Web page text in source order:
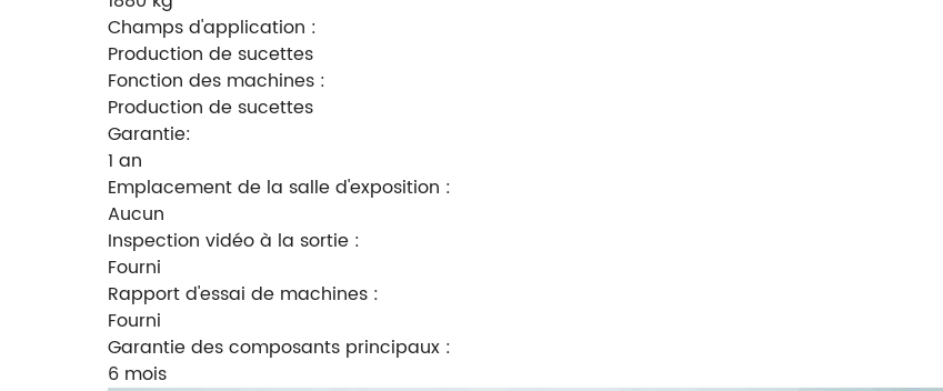
Champs d'application :
Production de sucettes
Fonction des machines :
Production de sucettes
Garantie:
1 an
Emplacement de la salle d'exposition :
Aucun
Inspection vidéo à la sortie :
Fourni
Rapport d'essai de machines :
Fourni
Garantie des composants principaux :
6 mois